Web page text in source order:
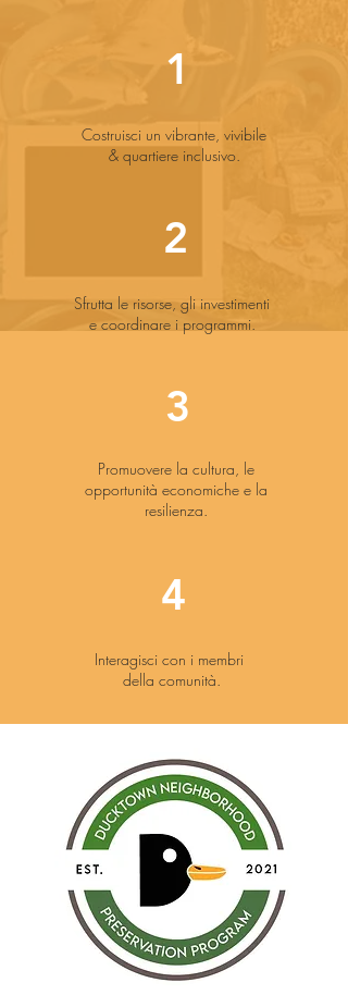
1
Costruisci un vibrante, vivibile
& quartiere inclusivo.
2
Sfrutta le risorse, gli investimenti
e coordinare i programmi.
3
Promuovere la cultura, le
opportunità economiche e la
resilienza.
4
Interagisci con i membri
della comunità.